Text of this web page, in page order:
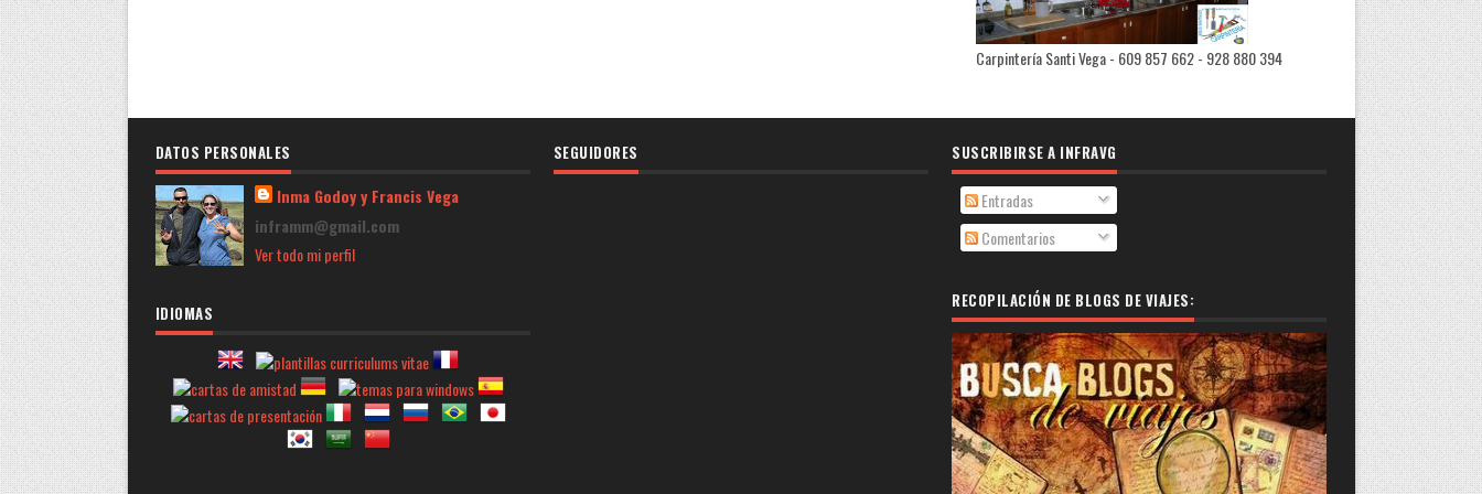
Carpintería Santi Vega - 609 857 662 - 928 880 394
DATOS PERSONALES
Inma Godoy y Francis Vega
inframm@gmail.com
Ver todo mi perfil
IDIOMAS
SEGUIDORES SUSCRIBIRSE A INFRAVG
Entradas
Comentarios
RECOPILACIÓN DE BLOGS DE VIAJES: